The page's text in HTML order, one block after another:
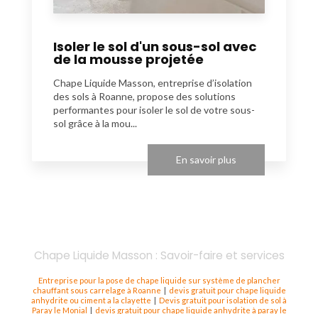
Isoler le sol d'un sous-sol avec
de la mousse projetée
Chape Liquide Masson, entreprise d’isolation
des sols à Roanne, propose des solutions
performantes pour isoler le sol de votre sous-
sol grâce à la mou...
En savoir plus
Chape Liquide Masson : Savoir-faire et services
Entreprise pour la pose de chape liquide sur système de plancher
chauffant sous carrelage à Roanne | devis gratuit pour chape liquide
anhydrite ou ciment a la clayette | Devis gratuit pour isolation de sol à
Paray le Monial | devis gratuit pour chape liquide anhydrite à paray le